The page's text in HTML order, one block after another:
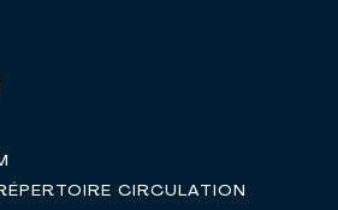
CIRCULATION